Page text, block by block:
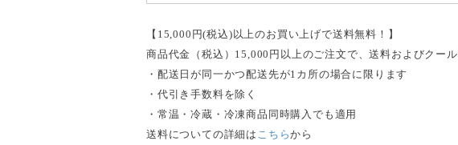
【15,000円(税込)以上のお買い上げで送料無料！】
商品代金（税込）15,000円以上のご注文で、送料およびクー
・配送日が同一かつ配送先が1カ所の場合に限ります
・代引き手数料を除く
・常温・冷蔵・冷凍商品同時購入でも適用
送料についての詳細は こちらから